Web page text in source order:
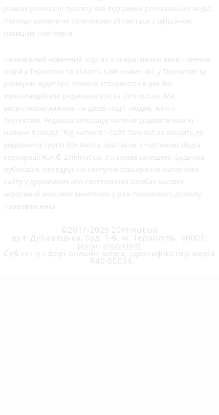
рамках реалізації проєкту Хаб підтримки регіональних медіа.
Погляди авторів не обов'язково збігаються з офіційною
позицією партнерів
Незалежний новинний портал з оперативним висвітленням
подій у Тернополі та області. Сайт новин №1 у Тернополі за
розміром аудиторії. Новини створюються для Вас
мультимедійною редакцією RIA та 20minut.ua. Ми
висвітлюємо важливі та цікаві події, людей, життя
Тернополя. Редакція запрошує читачів додавати власні
новини в розділ "Від читачів". Сайт 20minut.ua входить до
видавничої групи RIA Media, яка також є частиною Медіа
корпорації RIA © 20minut.ua. Усі права захищені. Будь-яка
публiкацiя, передрук чи наступне поширення матеріалів
сайту у друкованих або електронних засобах масової
інформації можлива винятково у разі письмового дозволу
правовласника.
©2017-2025 20minut.ua
вул. Дубовецька, буд. 1-б, м. Тернопіль, 46001;
[email protected]
Cуб'єкт у сфері онлайн-медіа; ідентифікатор медіа
- R40-05634.